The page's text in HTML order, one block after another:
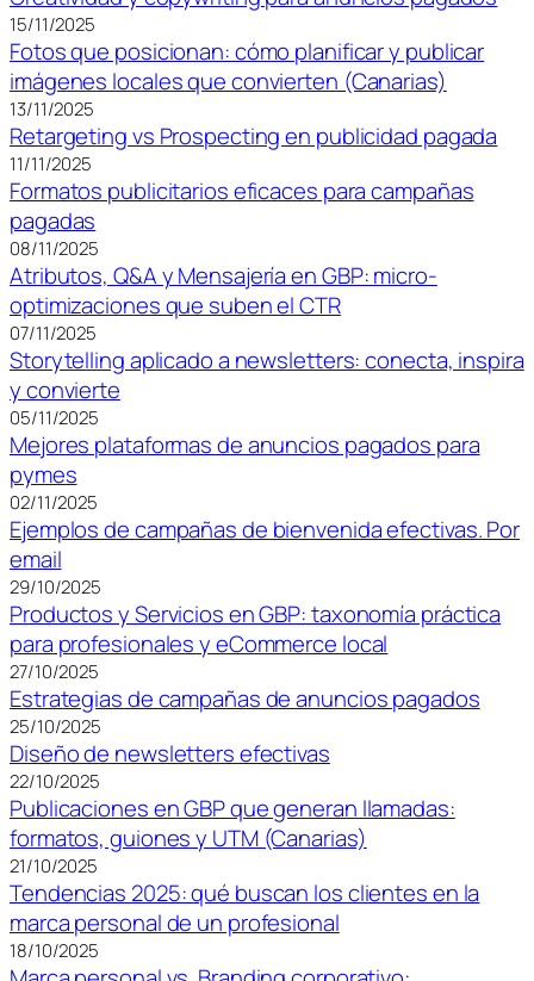
15/11/2025
Fotos que posicionan: cómo planificar y publicar
imágenes locales que convierten (Canarias)
13/11/2025
Retargeting vs Prospecting en publicidad pagada
11/11/2025
Formatos publicitarios eficaces para campañas
pagadas
08/11/2025
Atributos, Q&A y Mensajería en GBP: micro-
optimizaciones que suben el CTR
07/11/2025
Storytelling aplicado a newsletters: conecta, inspira
y convierte
05/11/2025
Mejores plataformas de anuncios pagados para
pymes
02/11/2025
Ejemplos de campañas de bienvenida efectivas. Por
email
29/10/2025
Productos y Servicios en GBP: taxonomía práctica
para profesionales y eCommerce local
27/10/2025
Estrategias de campañas de anuncios pagados
25/10/2025
Diseño de newsletters efectivas
22/10/2025
Publicaciones en GBP que generan llamadas:
formatos, guiones y UTM (Canarias)
21/10/2025
Tendencias 2025: qué buscan los clientes en la
marca personal de un profesional
18/10/2025